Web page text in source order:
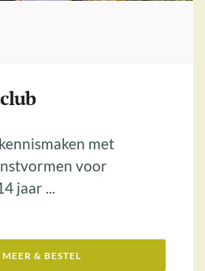
met
voor
jaar ...
MEER & BESTEL